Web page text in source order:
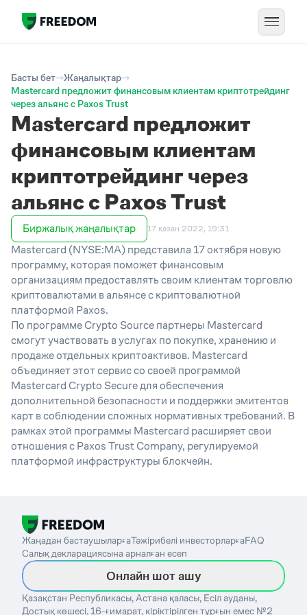
Басты бет
Жаңалықтар
Mastercard предложит финансовым клиентам криптотрейдинг
через альянс с Paxos Trust
Mastercard предложит
финансовым клиентам
криптотрейдинг через
альянс с Paxos Trust
Биржалық жаңалықтар 17 қазан 2022, 19:31
Mastercard (NYSE:MA) представила 17 октября новую
программу, которая поможет финансовым
организациям предоставлять своим клиентам торговлю
криптовалютами в альянсе с криптовалютной
платформой Paxos.
По программе Crypto Source партнеры Mastercard
смогут участвовать в услугах по покупке, хранению и
продаже отдельных криптоактивов. Mastercard
объединяет этот сервис со своей программой
Mastercard Crypto Secure для обеспечения
дополнительной безопасности и поддержки эмитентов
карт в соблюдении сложных нормативных требований. В
рамках этой программы Mastercard расширяет свои
отношения с Paxos Trust Company, регулируемой
платформой инфраструктуры блокчейн.
Жаңадан бастаушыларғаТәжірибелі инвесторларғаFAQ
Салық декларациясына арналған есеп
Онлайн шот ашу
Қазақстан Республикасы, Астана қаласы, Есіл ауданы,
Достық көшесі, 16-ғимарат, кіріктірілген тұрғын емес №2